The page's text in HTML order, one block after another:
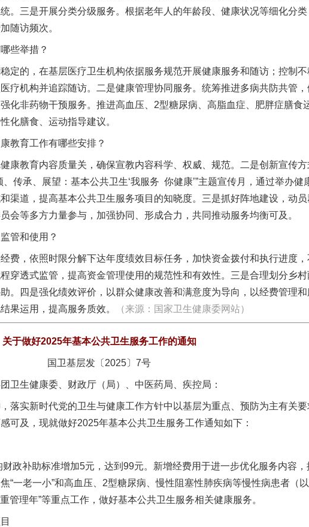
。三是开展分类分级服务。根据老年人的年龄段、健康状况等细化分
随访频次。
些举措？
的，在基层医疗卫生机构依据服务规范开展健康服务和随访；控制不
疗机构并追踪随访。二是健康管理协同服务。统筹推进多病共防共管
化非药物干预服务。推进高血压、2型糖尿病、高脂血症、肥胖症膳食
化膳食、运动指导建议。
育工作有哪些安排？
教育内容质量关，确保宣教内容科学、权威、规范。二是创新宣传方
传承、展望：基本公共卫生‘我服务 你健康’”主题宣传月，通过举办健
渠道，提高基本公共卫生服务项目的知晓度。三是抓好阵地建设，动
会等多方力量参与，加强协同、形成合力，共同推动服务均衡可及。
管和使用？
，依照时限分解下达年度绩效目标任务，加快资金拨付和执行进度，
穿透式监管，提高资金管理使用的规范性和有效性。三是合理划分乡
。四是强化绩效评价，以群众健康改善和满意度为导向，以经费管理
果运用，提高服务质效。
（来源：国家卫生健康委网站）
关于做好2025年基本公共卫生服务工作的通知
国卫基层发〔2025〕7号
卫生健康委、财政厅（局）、中医药局、疾控局：
实新时代党的卫生与健康工作方针中以基层为重点、预防为主有关要
可及，现就做好2025年基本公共卫生服务工作通知如下：
补助标准增加5元，达到99元。新增经费用于进一步优化服务内容，
“一老一小”和高血压、2型糖尿病、慢性阻塞性肺疾病等慢性病患者（
管理年”等重点工作，做好基本公共卫生服务相关健康服务。